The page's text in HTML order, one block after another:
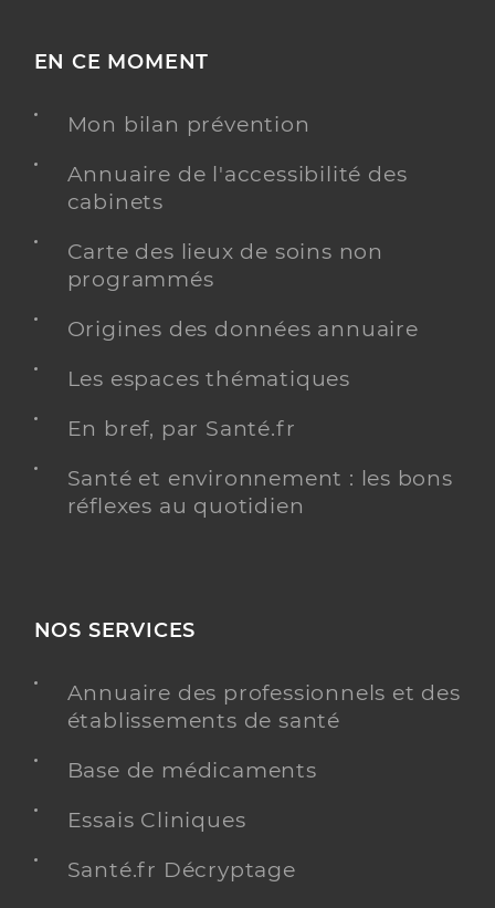
EN CE MOMENT
Mon bilan prévention
Annuaire de l'accessibilité des
cabinets
Carte des lieux de soins non
programmés
Origines des données annuaire
Les espaces thématiques
En bref, par Santé.fr
Santé et environnement : les bons
réflexes au quotidien
NOS SERVICES
Annuaire des professionnels et des
établissements de santé
Base de médicaments
Essais Cliniques
Santé.fr Décryptage